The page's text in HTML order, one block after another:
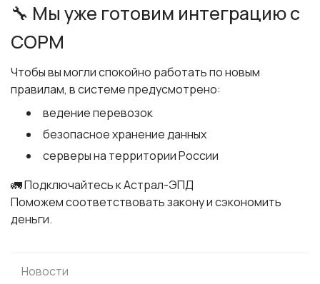
🔧 Мы уже готовим интеграцию с
СОРМ
Чтобы вы могли спокойно работать по новым
правилам, в системе предусмотрено:
ведение перевозок
безопасное хранение данных
серверы на территории России
🚛 Подключайтесь к Астрал-ЭПД
Поможем соответствовать закону и сэкономить
деньги.
Новости